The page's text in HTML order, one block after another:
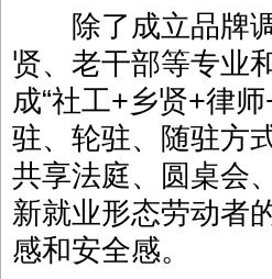
除了成立品牌调
贤、老干部等专业
成“社工+乡贤+律
驻、轮驻、随驻方
共享法庭、圆桌会
新就业形态劳动者
感和安全感。